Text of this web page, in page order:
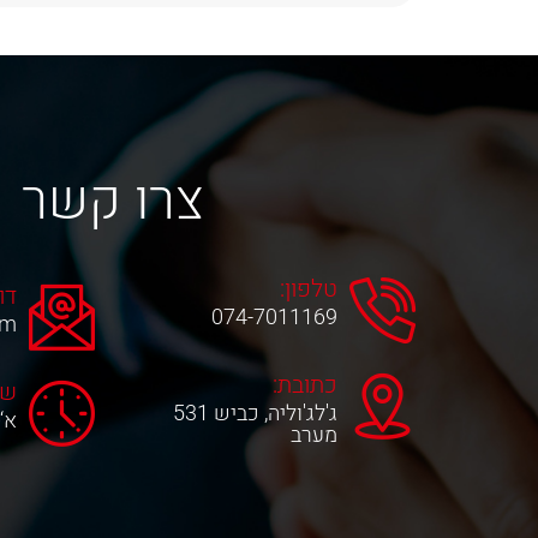
צרו קשר
טלפון:
074-7011169
כתובת:
ג'לג'וליה, כביש 531
מערב א‘-